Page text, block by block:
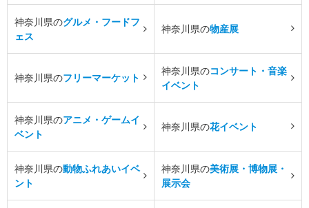
神奈川県のグルメ・フードフ
ェス
神奈川県の物産展
神奈川県のフリーマーケット
神奈川県のコンサート・音楽
イベント
神奈川県のアニメ・ゲームイ
ベント
神奈川県の花イベント
神奈川県の動物ふれあいイベ
ント
神奈川県の美術展・博物展・
展示会